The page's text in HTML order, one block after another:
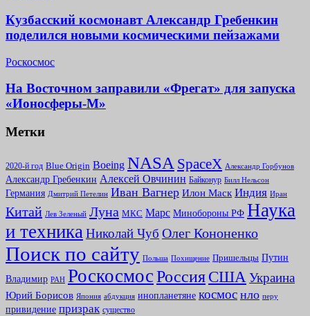
Кузбасский космонавт Александр Гребенкин
поделился новыми космическими пейзажами
Роскосмос
На Восточном заправили «Фрегат» для запуска
«Ионосферы-М»
Метки
2020-й год Blue Origin Boeing NASA SpaceX Александр Горбунов
Александр Гребенкин Алексей Овчинин Байконур Билл Нельсон
Германия Дмитрий Петелин Иван Вагнер Илон Маск Индия Иран
Китай Лев Зеленый Луна МКС Марс Минoбороны РФ Наука
и техника Николай Чуб Олег Кононенко
Поиск по сайту Польша Похищение Пришельцы Путин
Владимир РАН РоскосмосРоссияСША Украина
Юрий Борисов Япония абдукция инопланетяне космос нло перу
привидение призрак существо